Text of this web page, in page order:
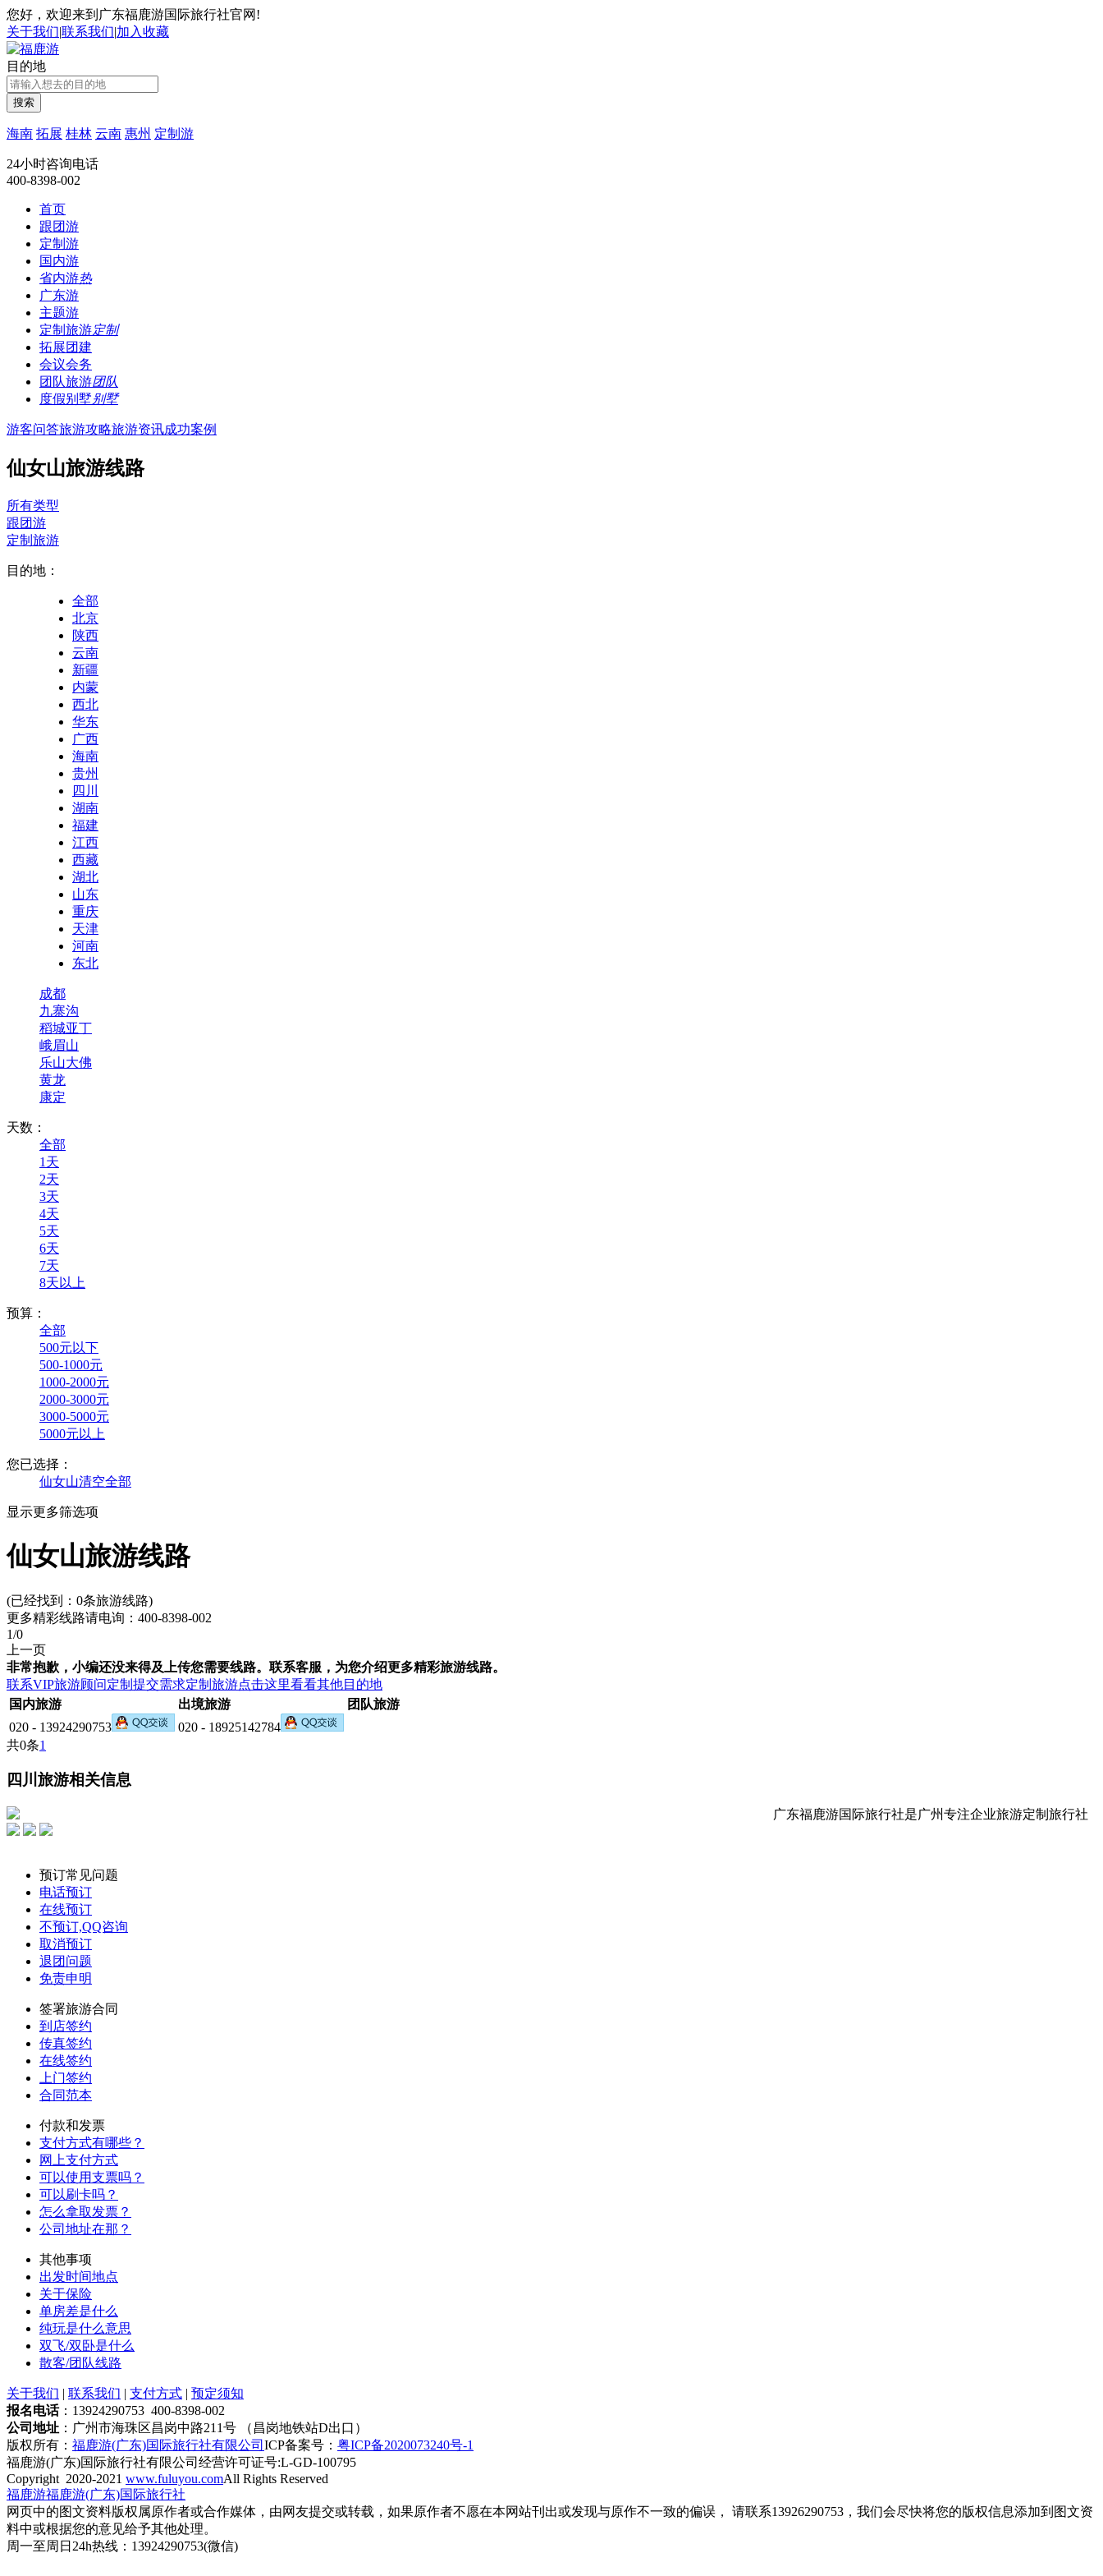
您好，欢迎来到广东福鹿游国际旅行社官网!
关于我们|联系我们|加入收藏
目的地
搜索
海南 拓展 桂林 云南 惠州 定制游
24小时咨询电话
400-8398-002
首页
跟团游
定制游
国内游
省内游热
广东游
主题游
定制旅游定制
拓展团建
会议会务
团队旅游团队
度假别墅别墅
游客问答旅游攻略旅游资讯成功案例
仙女山旅游线路
所有类型
跟团游
定制旅游
目的地：
全部
北京
陕西
云南
新疆
内蒙
西北
华东
广西
海南
贵州
四川
湖南
福建
江西
西藏
湖北
山东
重庆
天津
河南
东北
成都
九寨沟
稻城亚丁
峨眉山
乐山大佛
黄龙
康定
天数：
全部
1天
2天
3天
4天
5天
6天
7天
8天以上
预算：
全部
500元以下
500-1000元
1000-2000元
2000-3000元
3000-5000元
5000元以上
您已选择：
仙女山清空全部
显示更多筛选项
仙女山旅游线路
(已经找到： 0条旅游线路)
更多精彩线路请电询： 400-8398-002
1/0
上一页
非常抱歉，小编还没来得及上传您需要线路。联系客服，为您介绍更多精彩旅游线路。
联系VIP旅游顾问定制 提交需求定制旅游点击这里看看其他目的地
国内旅游
020 - 13924290753
出境旅游
020 - 18925142784
团队旅游
共0条1
四川旅游相关信息
广东福鹿游国际旅行社是广州专注企业旅游定制旅行社
预订常见问题
电话预订
在线预订
不预订,QQ咨询
取消预订
退团问题
免责申明
签署旅游合同
到店签约
传真签约
在线签约
上门签约
合同范本
付款和发票
支付方式有哪些？
网上支付方式
可以使用支票吗？
可以刷卡吗？
怎么拿取发票？
公司地址在那？
其他事项
出发时间地点
关于保险
单房差是什么
纯玩是什么意思
双飞/双卧是什么
散客/团队线路
关于我们 | 联系我们 | 支付方式 | 预定须知
报名电话：13924290753 400-8398-002
公司地址 ：广州市海珠区昌岗中路211号 （昌岗地铁站D出口）
版权所有： 福鹿游(广东)国际旅行社有限公司 ICP备案号： 粤ICP备2020073240号-1
福鹿游(广东)国际旅行社有限公司经营许可证号:L-GD-100795
Copyright 2020-2021 www.fuluyou.comAll Rights Reserved
福鹿游福鹿游(广东)国际旅行社
网页中的图文资料版权属原作者或合作媒体，由网友提交或转载，如果原作者不愿在本网站刊出或发现与原作不一致的偏误， 请联系13926290753，我们会尽快将您的版权信息添加到图文资
料中或根据您的意见给予其他处理。
周一至周日 24h热线：13924290753(微信)